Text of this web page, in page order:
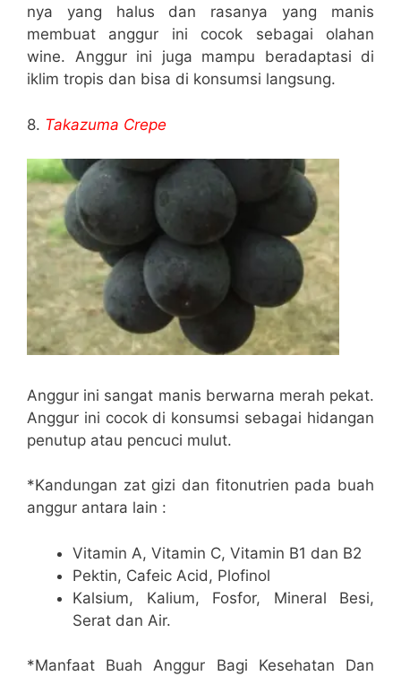
nya yang halus dan rasanya yang manis
membuat anggur ini cocok sebagai olahan
wine. Anggur ini juga mampu beradaptasi di
iklim tropis dan bisa di konsumsi langsung.
8. Takazuma Crepe
Anggur ini sangat manis berwarna merah pekat.
Anggur ini cocok di konsumsi sebagai hidangan
penutup atau pencuci mulut.
*Kandungan zat gizi dan fitonutrien pada buah
anggur antara lain :
Vitamin A, Vitamin C, Vitamin B1 dan B2
Pektin, Cafeic Acid, Plofinol
Kalsium, Kalium, Fosfor, Mineral Besi,
Serat dan Air.
*Manfaat Buah Anggur Bagi Kesehatan Dan